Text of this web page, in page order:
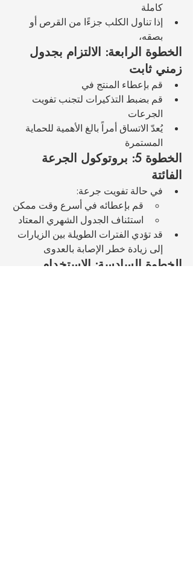
كاملة
إذا تناول الكلب جزءًا من القرص أو
بصقه،
الخطوة الرابعة: الالتزام بجدول
زمني ثابت
قم بإعطاء المنتج في
قم بضبط التذكيرات لتجنب تفويت
الجرعات
يُعدّ الاتساق أمراً بالغ الأهمية للحماية
المستمرة
الخطوة 5: بروتوكول الجرعة
الفائتة
في حالة تفويت جرعة:
قم بإعطائه في أسرع وقت ممكن
استئناف الجدول الشهري المعتاد
قد تؤدي الفترات الطويلة بين الزيارات
إلى زيادة خطر الإصابة بالعدوى
الخطوة السادسة: الاستخدام